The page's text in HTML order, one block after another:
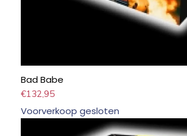
Bad Babe
€132,95
Voorverkoop gesloten